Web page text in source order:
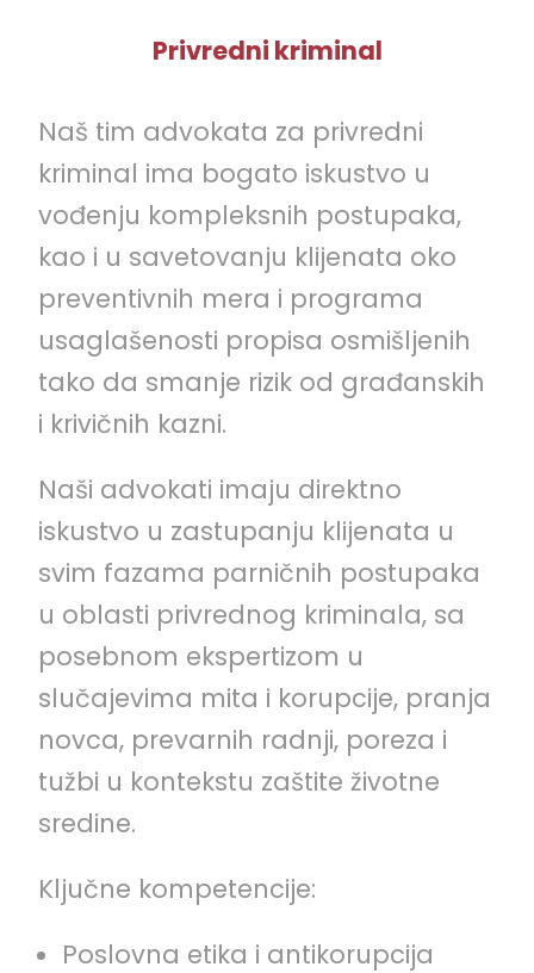
Privredni kriminal
Naš tim advokata za privredni
kriminal ima bogato iskustvo u
vođenju kompleksnih postupaka,
kao i u savetovanju klijenata oko
preventivnih mera i programa
usaglašenosti propisa osmišljenih
tako da smanje rizik od građanskih
i krivičnih kazni.
Naši advokati imaju direktno
iskustvo u zastupanju klijenata u
svim fazama parničnih postupaka
u oblasti privrednog kriminala, sa
posebnom ekspertizom u
slučajevima mita i korupcije, pranja
novca, prevarnih radnji, poreza i
tužbi u kontekstu zaštite životne
sredine.
Ključne kompetencije:
Poslovna etika i antikorupcija